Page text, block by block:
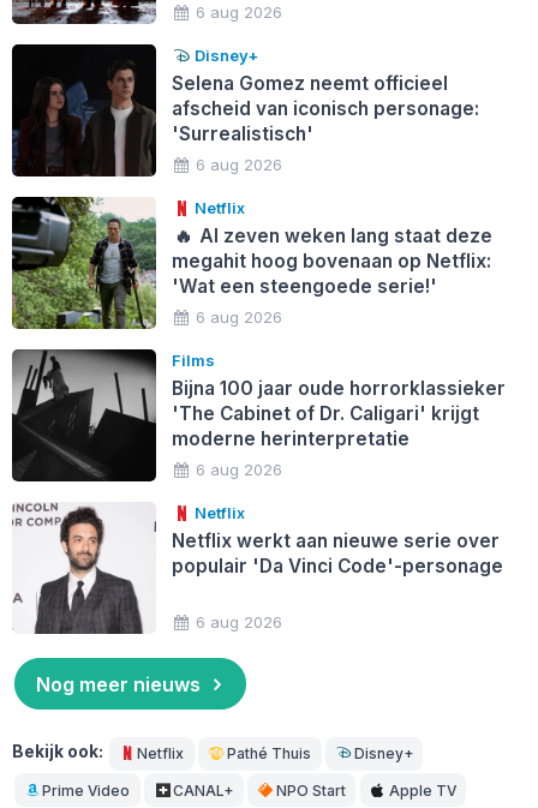
6 aug 2026
Disney+
Selena Gomez neemt officieel
afscheid van iconisch personage:
'Surrealistisch'
6 aug 2026
Netflix
🔥 Al zeven weken lang staat deze
megahit hoog bovenaan op Netflix:
'Wat een steengoede serie!'
6 aug 2026
Films
Bijna 100 jaar oude horrorklassieker
'The Cabinet of Dr. Caligari' krijgt
moderne herinterpretatie
6 aug 2026
Netflix
Netflix werkt aan nieuwe serie over
populair 'Da Vinci Code'-personage
6 aug 2026
Nog meer nieuws
Bekijk ook: Netflix Pathé Thuis Disney+
Prime Video CANAL+ NPO Start Apple TV